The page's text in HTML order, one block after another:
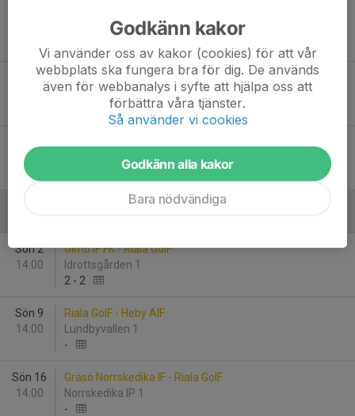
Råbergsvallen Konstgräs
Ons 17
19:30
Riala GoIF - Procyon BK
Lundbyvallen 1
19:30
Lundbyvallen 1
Sön 2
14:00
Gimo IF FK - Riala GoIF
Idrottsgården 1
2 - 2
Sön 9
14:00
Riala GoIF - Heby AIF
Lundbyvallen 1
-
Sön 16
14:00
Gräsö Norrskedika IF - Riala GoIF
Norrskedika IP 1
-
Godkänn kakor
Vi använder oss av kakor (cookies) för att vår
webbplats ska fungera bra för dig. De används
även för webbanalys i syfte att hjälpa oss att
förbättra våra tjänster.
Så använder vi cookies
Godkänn alla kakor
Bara nödvändiga